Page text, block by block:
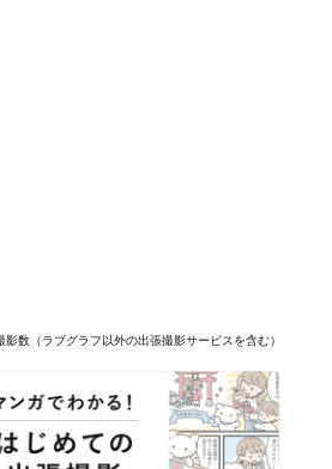
数（ラブグラフ以外の出張撮影サービスを含む）